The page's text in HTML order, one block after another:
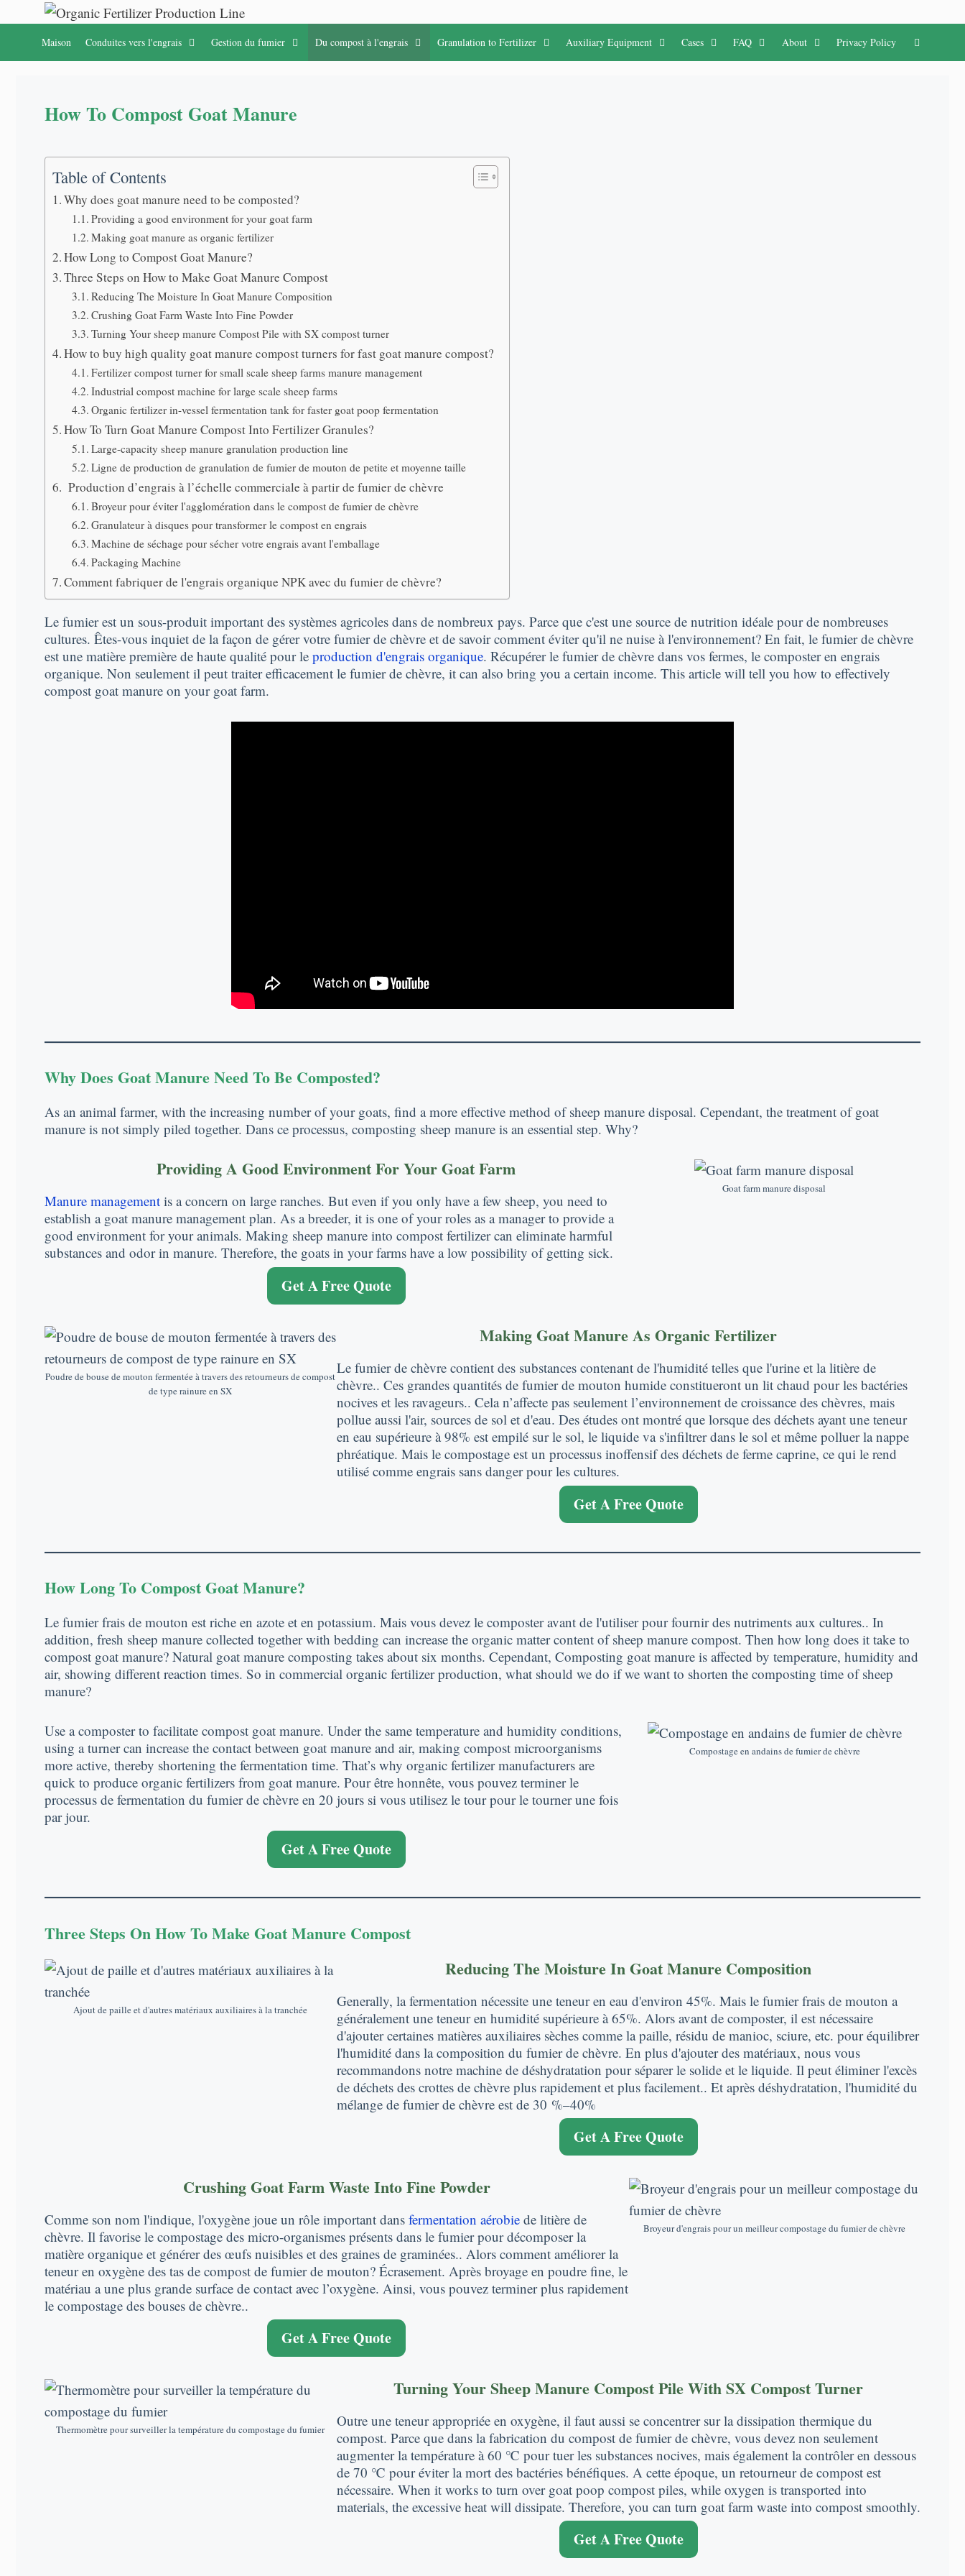
Maison Conduites vers l'engrais Gestion du fumier Du compost à l'engrais Granulation to Fertilizer Auxiliary Equipment Cases FAQ About Privacy Policy
How To Compost Goat Manure
Table of Contents
Why does goat manure need to be composted?
Providing a good environment for your goat farm
Making goat manure as organic fertilizer
How Long to Compost Goat Manure?
Three Steps on How to Make Goat Manure Compost
Reducing The Moisture In Goat Manure Composition
Crushing Goat Farm Waste Into Fine Powder
Turning Your sheep manure Compost Pile with SX compost turner
How to buy high quality goat manure compost turners for fast goat manure compost?
Fertilizer compost turner for small scale sheep farms manure management
Industrial compost machine for large scale sheep farms
Organic fertilizer in-vessel fermentation tank for faster goat poop fermentation
How To Turn Goat Manure Compost Into Fertilizer Granules?
Large-capacity sheep manure granulation production line
Ligne de production de granulation de fumier de mouton de petite et moyenne taille
Production d’engrais à l’échelle commerciale à partir de fumier de chèvre
Broyeur pour éviter l'agglomération dans le compost de fumier de chèvre
Granulateur à disques pour transformer le compost en engrais
Machine de séchage pour sécher votre engrais avant l'emballage
Packaging Machine
Comment fabriquer de l'engrais organique NPK avec du fumier de chèvre?
Le fumier est un sous-produit important des systèmes agricoles dans de nombreux pays. Parce que c'est une source de nutrition idéale pour de nombreuses
cultures. Êtes-vous inquiet de la façon de gérer votre fumier de chèvre et de savoir comment éviter qu'il ne nuise à l'environnement? En fait, le fumier de chèvre
est une matière première de haute qualité pour le production d'engrais organique. Récupérer le fumier de chèvre dans vos fermes, le composter en engrais
organique. Non seulement il peut traiter efficacement le fumier de chèvre, it can also bring you a certain income. This article will tell you how to effectively
compost goat manure on your goat farm.
Why Does Goat Manure Need To Be Composted?
As an animal farmer, with the increasing number of your goats, find a more effective method of sheep manure disposal. Cependant, the treatment of goat
manure is not simply piled together. Dans ce processus, composting sheep manure is an essential step. Why?
Providing A Good Environment For Your Goat Farm
Manure management is a concern on large ranches. But even if you only have a few sheep, you need to
establish a goat manure management plan. As a breeder, it is one of your roles as a manager to provide a
good environment for your animals. Making sheep manure into compost fertilizer can eliminate harmful
substances and odor in manure. Therefore, the goats in your farms have a low possibility of getting sick.
Get A Free Quote
Goat farm manure disposal
Poudre de bouse de mouton fermentée à travers des retourneurs de compost
de type rainure en SX
Making Goat Manure As Organic Fertilizer
Le fumier de chèvre contient des substances contenant de l'humidité telles que l'urine et la litière de
chèvre.. Ces grandes quantités de fumier de mouton humide constitueront un lit chaud pour les bactéries
nocives et les ravageurs.. Cela n’affecte pas seulement l’environnement de croissance des chèvres, mais
pollue aussi l'air, sources de sol et d'eau. Des études ont montré que lorsque des déchets ayant une teneur
en eau supérieure à 98% est empilé sur le sol, le liquide va s'infiltrer dans le sol et même polluer la nappe
phréatique. Mais le compostage est un processus inoffensif des déchets de ferme caprine, ce qui le rend
utilisé comme engrais sans danger pour les cultures.
Get A Free Quote
How Long To Compost Goat Manure?
Le fumier frais de mouton est riche en azote et en potassium. Mais vous devez le composter avant de l'utiliser pour fournir des nutriments aux cultures.. In
addition, fresh sheep manure collected together with bedding can increase the organic matter content of sheep manure compost. Then how long does it take to
compost goat manure? Natural goat manure composting takes about six months. Cependant, Composting goat manure is affected by temperature, humidity and
air, showing different reaction times. So in commercial organic fertilizer production, what should we do if we want to shorten the composting time of sheep
manure?
Use a composter to facilitate compost goat manure. Under the same temperature and humidity conditions,
using a turner can increase the contact between goat manure and air, making compost microorganisms
more active, thereby shortening the fermentation time. That’s why organic fertilizer manufacturers are
quick to produce organic fertilizers from goat manure. Pour être honnête, vous pouvez terminer le
processus de fermentation du fumier de chèvre en 20 jours si vous utilisez le tour pour le tourner une fois
par jour.
Get A Free Quote
Compostage en andains de fumier de chèvre
Three Steps On How To Make Goat Manure Compost
Ajout de paille et d'autres matériaux auxiliaires à la tranchée
Reducing The Moisture In Goat Manure Composition
Generally, la fermentation nécessite une teneur en eau d'environ 45%. Mais le fumier frais de mouton a
généralement une teneur en humidité supérieure à 65%. Alors avant de composter, il est nécessaire
d'ajouter certaines matières auxiliaires sèches comme la paille, résidu de manioc, sciure, etc. pour équilibrer
l'humidité dans la composition du fumier de chèvre. En plus d'ajouter des matériaux, nous vous
recommandons notre machine de déshydratation pour séparer le solide et le liquide. Il peut éliminer l'excès
de déchets des crottes de chèvre plus rapidement et plus facilement.. Et après déshydratation, l'humidité du
mélange de fumier de chèvre est de 30 %–40%
Get A Free Quote
Crushing Goat Farm Waste Into Fine Powder
Comme son nom l'indique, l'oxygène joue un rôle important dans fermentation aérobie de litière de
chèvre. Il favorise le compostage des micro-organismes présents dans le fumier pour décomposer la
matière organique et générer des œufs nuisibles et des graines de graminées.. Alors comment améliorer la
teneur en oxygène des tas de compost de fumier de mouton? Écrasement. Après broyage en poudre fine, le
matériau a une plus grande surface de contact avec l’oxygène. Ainsi, vous pouvez terminer plus rapidement
le compostage des bouses de chèvre..
Get A Free Quote
Broyeur d'engrais pour un meilleur compostage du fumier de chèvre
Thermomètre pour surveiller la température du compostage du fumier
Turning Your Sheep Manure Compost Pile With SX Compost Turner
Outre une teneur appropriée en oxygène, il faut aussi se concentrer sur la dissipation thermique du
compost. Parce que dans la fabrication du compost de fumier de chèvre, vous devez non seulement
augmenter la température à 60 ℃ pour tuer les substances nocives, mais également la contrôler en dessous
de 70 ℃ pour éviter la mort des bactéries bénéfiques. A cette époque, un retourneur de compost est
nécessaire. When it works to turn over goat poop compost piles, while oxygen is transported into
materials, the excessive heat will dissipate. Therefore, you can turn goat farm waste into compost smoothly.
Get A Free Quote